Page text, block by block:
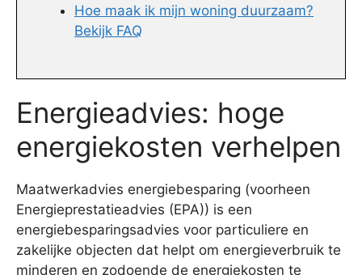
Hoe maak ik mijn woning duurzaam?
Bekijk FAQ
Energieadvies: hoge
energiekosten verhelpen
Maatwerkadvies energiebesparing (voorheen
Energieprestatieadvies (EPA)) is een
energiebesparingsadvies voor particuliere en
zakelijke objecten dat helpt om energieverbruik te
minderen en zodoende de energiekosten te